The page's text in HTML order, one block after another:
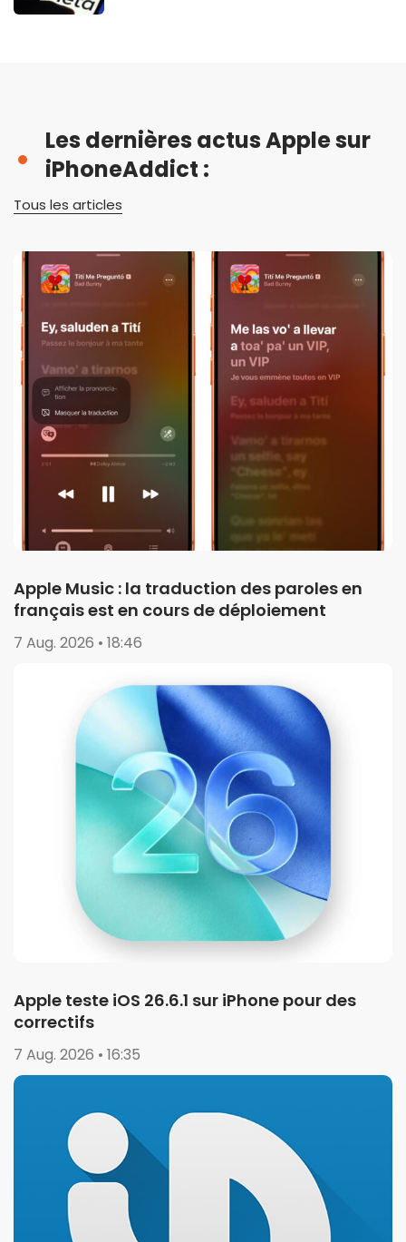
Les dernières actus Apple sur
iPhoneAddict :
Tous les articles
Apple Music : la traduction des paroles en
français est en cours de déploiement
7 Aug. 2026 • 18:46
Apple teste iOS 26.6.1 sur iPhone pour des
correctifs
7 Aug. 2026 • 16:35